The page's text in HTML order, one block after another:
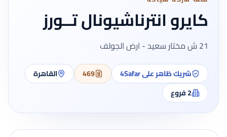
كايرو انترناشيونال تــورز
21 ش مختار سعيد - ارض الجولف
شريك ظاهر على 4Safar 469
القاهرة
2فروع